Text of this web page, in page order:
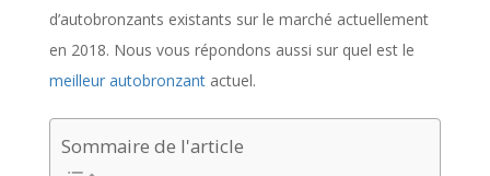
d’autobronzants existants sur le marché actuellement
en 2018. Nous vous répondons aussi sur quel est le
meilleur autobronzant actuel.
Sommaire de l'article